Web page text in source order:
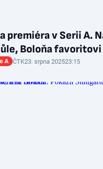
premiéra v Serii A.
Boloňa
A ČTK23. srpna 202523:15